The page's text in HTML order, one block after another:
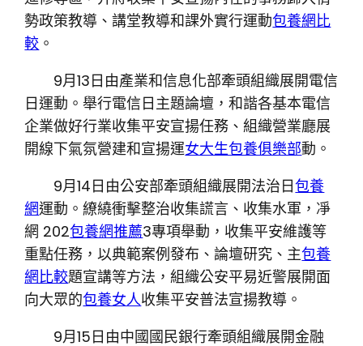
勢政策教導、講堂教導和課外實行運動包養網比
較 。
9月13日由產業和信息化部牽頭組織展開電信
日運動。舉行電信日主題論壇，和諧各基本電信
企業做好行業收集平安宣揚任務、組織營業廳展
開線下氣氛營建和宣揚運女大生包養俱樂部動。
9月14日由公安部牽頭組織展開法治日包養
網運動。繚繞衝擊整治收集謊言、收集水軍，凈
網 202包養網推薦3專項舉動，收集平安維護等
重點任務，以典範案例發布、論壇研究、主包養
網比較題宣講等方法，組織公安平易近警展開面
向大眾的包養女人收集平安普法宣揚教導。
9月15日由中國國民銀行牽頭組織展開金融